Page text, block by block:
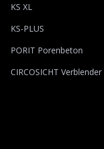
KS XL
KS-PLUS
PORIT Porenbeton
CIRCOSICHT Verblender